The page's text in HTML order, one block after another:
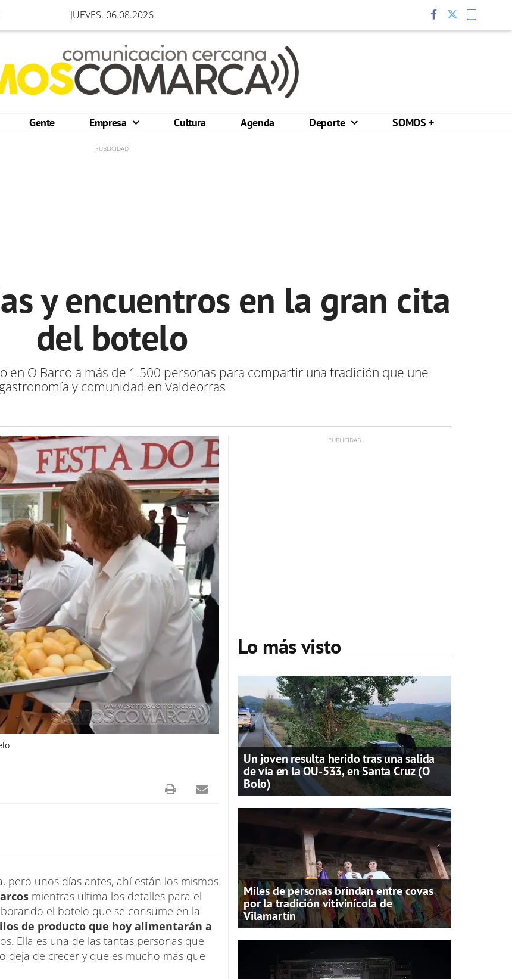
JUEVES. 06.08.2026
Gente Empresa Cultura Agenda Deporte SOMOS +
y encuentros en la gran cita
del botelo
en O Barco a más de 1.500 personas para compartir una tradición que une
gastronomía y comunidad en Valdeorras
pero unos días antes, ahí están los mismos
mientras ultima los detalles para el
el botelo que se consume en la
de producto que hoy alimentarán a
Ella es una de las tantas personas que
deja de crecer y que es mucho más que
Lo más visto
Un joven resulta herido tras una salida
de vía en la OU-533, en Santa Cruz (O
Bolo)
Miles de personas brindan entre covas
por la tradición vitivinícola de
Vilamartín